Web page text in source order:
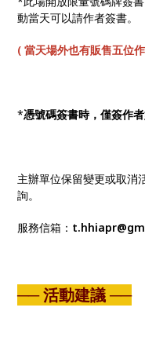
動當天可以請作者簽書。
( 當天場外也有販售五位
*憑號碼簽書時，僅簽作
主辦單位保留變更或取消
詢。
服務信箱：
── 活動建議 ──